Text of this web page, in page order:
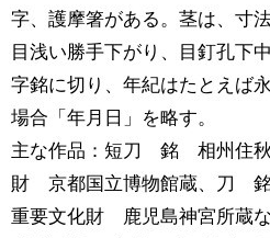
字、護摩箸がある。茎は、寸
目浅い勝手下がり、目釘孔下
字銘に切り、年紀はたとえば
場合「年月日」を略す。
主な作品：短刀 銘 相州住
財 京都国立博物館蔵、刀
重要文化財 鹿児島神宮所蔵